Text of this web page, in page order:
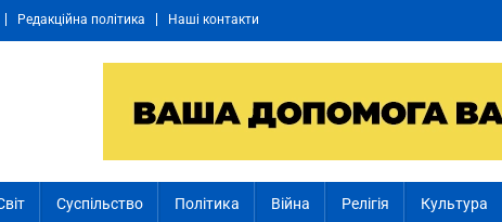
Редакційна політика Наші контакти
Суспільство Політика Війна Релігія Культура